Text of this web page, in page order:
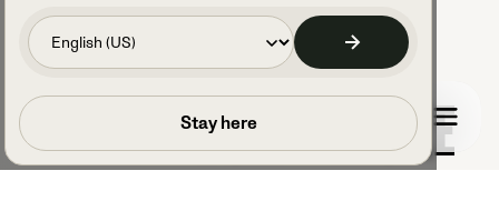
Buche einen Anruf
Stay here
Sicherheit und DSGVO-Konformität
Zugriff auf deine Cookie-Einstellungen